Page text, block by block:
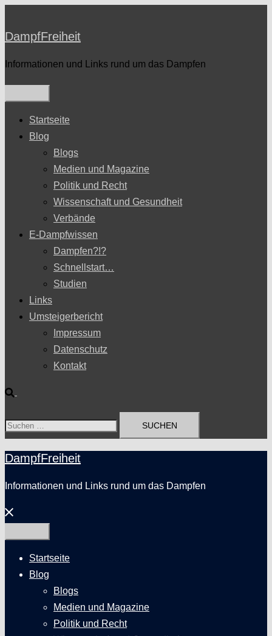
springen
DampfFreiheit
Informationen und Links rund um das Dampfen
Startseite
Blog
Blogs
Medien und Magazine
Politik und Recht
Wissenschaft und Gesundheit
Verbände
E-Dampfwissen
Dampfen?!?
Schnellstart…
Studien
Links
Umsteigerbericht
Impressum
Datenschutz
Kontakt
Suche
Suchen
DampfFreiheit
Informationen und Links rund um das Dampfen
Menü
schließen
Startseite
Blog
Blogs
Medien und Magazine
Politik und Recht